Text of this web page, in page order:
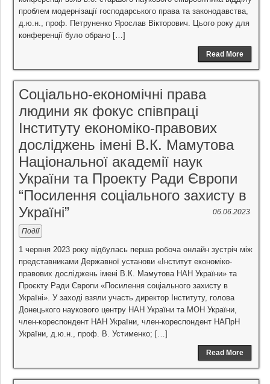
проблем модернізації господарського права та законодавства,
д.ю.н., проф. Петруненко Ярослав Вікторович. Цього року для
конференції було обрано […]
Read More
Соціально-економічні права
людини як фокус співпраці
Інституту економіко-правових
досліджень імені В.К. Мамутова
Національної академії наук
України та Проекту Ради Європи
“Посилення соціального захисту в
Україні”
06.06.2023
Події
1 червня 2023 року відбулась перша робоча онлайн зустріч між
представниками Державної установи «Інститут економіко-
правових досліджень імені В.К. Мамутова НАН України» та
Проєкту Ради Європи «Посилення соціального захисту в
Україні». У заході взяли участь директор Інституту, голова
Донецького наукового центру НАН України та МОН України,
член-кореспондент НАН України, член-кореспондент НАПрН
України, д.ю.н., проф. В. Устименко; […]
Read More